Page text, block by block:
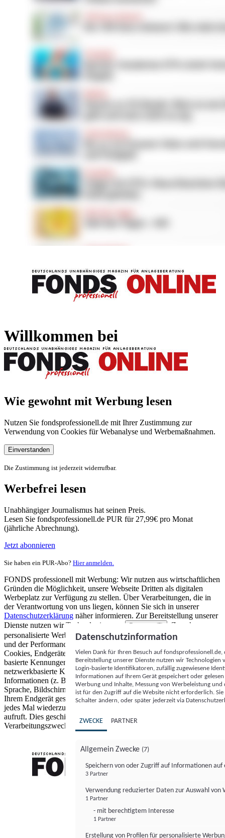
Willkommen bei
Wie gewohnt mit Werbung lesen
Nutzen Sie fondsprofessionell.de mit Ihrer Zustimmung zur
Verwendung von Cookies für Webanalyse und Werbemaßnahmen.
Einverstanden
Die Zustimmung ist jederzeit widerrufbar.
Werbefrei lesen
Unabhängiger Journalismus hat seinen Preis.
Lesen Sie fondsprofessionell.de PUR für 27,99€ pro Monat
(jährliche Abrechnung).
Jetzt abonnieren
Sie haben ein PUR-Abo? Hier anmelden.
FONDS professionell mit Werbung: Wir nutzen aus wirtschaftlichen
Gründen die Möglichkeit, unsere Webseite Dritten als digitalen
Werbeplatz zur Verfügung zu stellen. Über Verarbeitungen, die in
der Verantwortung von uns liegen, können Sie sich in unserer
Datenschutzerklärung näher informieren. Zur Bereitstellung unserer
Dienste nutzen wir Technologien von
Partnern (5)
. Zwecke:
personalisierte Werbung und Inhalte, Messung von Werbeleistung
und der Performance von Inhalten sowie Zielgruppenforschung.
Cookies, Endgeräte- oder ähnliche Online-Kennungen (z. B. login-
basierte Kennungen, zufällig generierte Kennungen,
netzwerkbasierte Kennungen) können zusammen mit anderen
Informationen (z. B. Browsertyp und Browserinformationen,
Sprache, Bildschirmgröße, unterstützte Technologien usw.) auf
Ihrem Endgerät gespeichert oder von dort ausgelesen werden, um es
jedes Mal wiederzuerkennen, wenn es eine App oder einer Webseite
aufruft. Dies geschieht für einen oder mehrere der hier aufgeführten
Verarbeitungszwecke.
Datenschutzinformation
Vielen Dank für Ihren Besuch auf
Bereitstellung unserer Dienste nutzen wir Technologien
Login-basierte Identifikatoren, zufällig zugewiesene
Informationen auf Ihrem Gerät gespeichert oder
Werbung und Inhalte, Messung von Werbeleistung
ist für den Zugriff auf die Website nicht erforderlich.
Schalter ändern, oder später jederzeit via
ZWECKE PARTNER
Allgemein Zwecke (7)
Speichern von oder Zugriff auf Informationen auf
3 Partner
Verwendung reduzierter Daten zur Auswahl von
1 Partner
- mit berechtigtem Interesse
1 Partner
Erstellung von Profilen für personalisierte
FONDS professionell